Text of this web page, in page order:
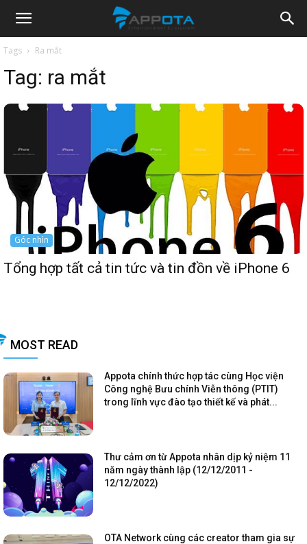
Appota
News
Tags Ra mắt
Tag: ra mắt
Góc nhìn
Tổng hợp tất cả tin tức và tin đồn về iPhone 6
MOST READ
Appota chính thức hợp tác cùng Học viện
Công nghệ Bưu chính Viễn thông (PTIT)
trong lĩnh vực đào tạo thiết kế và phát...
Thư cảm ơn từ Appota nhân dịp kỷ niệm 11
năm ngày thành lập (12/12/2011 -
12/12/2022)
OTA Network cùng các creator tham gia sự